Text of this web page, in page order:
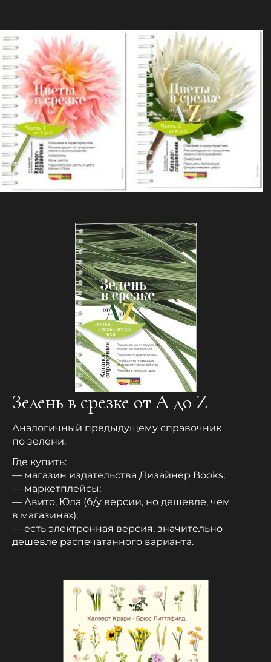
Зелень в срезке от A до Z
Аналогичный предыдущему справочник
по зелени.
Где купить:
— магазин издательства Дизайнер Books;
— маркетплейсы;
— Авито, Юла (б/у версии, но дешевле, чем
в магазинах);
— есть электронная версия, значительно
дешевле распечатанного варианта.